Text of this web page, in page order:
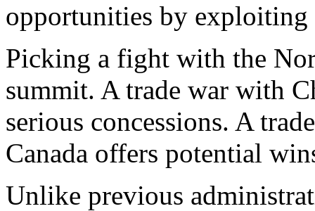
opportunities by exploiting
Picking a fight with the
summit. A trade war with
serious concessions. A trade
Canada offers potential
Unlike previous